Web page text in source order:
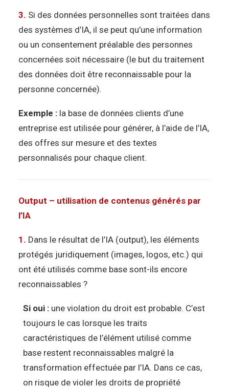
3. Si des données personnelles sont traitées dans
des systèmes d’IA, il se peut qu’une information
ou un consentement préalable des personnes
concernées soit nécessaire (le but du traitement
des données doit être reconnaissable pour la
personne concernée).
Exemple : la base de données clients d’une
entreprise est utilisée pour générer, à l’aide de l’IA,
des offres sur mesure et des textes
personnalisés pour chaque client.
Output – utilisation de contenus générés par
l’IA
1. Dans le résultat de l’IA (output), les éléments
protégés juridiquement (images, logos, etc.) qui
ont été utilisés comme base sont-ils encore
reconnaissables ?
Si oui : une violation du droit est probable. C’est
toujours le cas lorsque les traits
caractéristiques de l’élément utilisé comme
base restent reconnaissables malgré la
transformation effectuée par l’IA. Dans ce cas,
on risque de violer les droits de propriété